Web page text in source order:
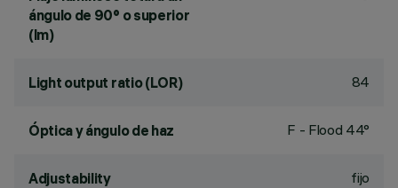
ángulo de 90° o superior
(lm)
Light output ratio (LOR) 84
Óptica y ángulo de haz F - Flood 44°
Adjustability fijo